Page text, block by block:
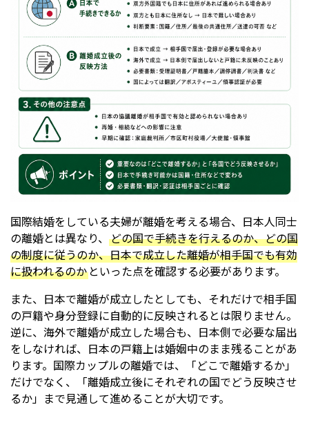
国際結婚をしている夫婦が離婚を考える場合、日本人同士
の離婚とは異なり、 どの国で手続きを行えるのか、どの国
の制度に従うのか、日本で成立した離婚が相手国でも有効
に扱われるのか といった点を確認する必要があります。
また、日本で離婚が成立したとしても、それだけで相手国
の戸籍や身分登録に自動的に反映されるとは限りません。
逆に、海外で離婚が成立した場合も、日本側で必要な届出
をしなければ、日本の戸籍上は婚姻中のまま残ることがあ
ります。国際カップルの離婚では、「どこで離婚するか」
だけでなく、「離婚成立後にそれぞれの国でどう反映させ
るか」まで見通して進めることが大切です。